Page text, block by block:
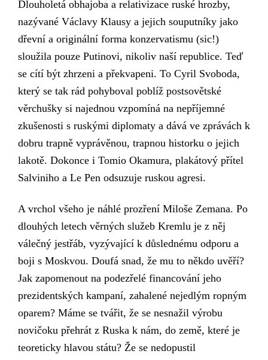
Dlouholetá obhajoba a relativizace ruské hrozby,
nazývané Václavy Klausy a jejich souputníky jako
dřevní a originální forma konzervatismu (sic!)
sloužila pouze Putinovi, nikoliv naší republice. Teď
se cítí být zhrzeni a překvapeni. To Cyril Svoboda,
který se tak rád pohyboval poblíž postsovětské
věrchušky si najednou vzpomíná na nepříjemné
zkušenosti s ruskými diplomaty a dává ve zprávách k
dobru trapně vyprávěnou, trapnou historku o jejich
lakotě. Dokonce i Tomio Okamura, plakátový přítel
Salviniho a Le Pen odsuzuje ruskou agresi.
A vrchol všeho je náhlé prozření Miloše Zemana. Po
dlouhých letech věrných služeb Kremlu je z něj
válečný jestřáb, vyzývající k důslednému odporu a
boji s Moskvou. Doufá snad, že mu to někdo uvěří?
Jak zapomenout na podezřelé financování jeho
prezidentských kampaní, zahalené nejedlým ropným
oparem? Máme se tvářit, že se nesnažil výrobu
novičoku přehrát z Ruska k nám, do země, které je
teoreticky hlavou státu? Že se nedopustil